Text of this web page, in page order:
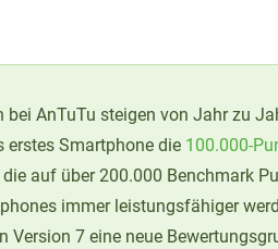
bei AnTuTu steigen von Jahr zu
erstes Smartphone die 100.000-
die auf über 200.000 Benchmark
immer leistungsfähiger
Version 7 eine neue